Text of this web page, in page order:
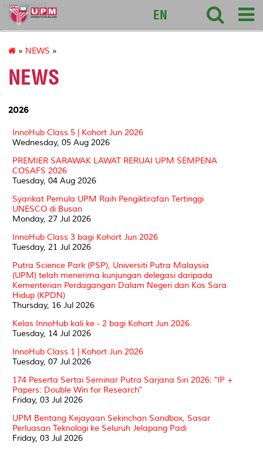
sciencepark
EN
» NEWS »
NEWS
2026
InnoHub Class 5 | Kohort Jun 2026
Wednesday, 05 Aug 2026
PREMIER SARAWAK LAWAT RERUAI UPM SEMPENA
COSAFS 2026
Tuesday, 04 Aug 2026
Syarikat Pemula UPM Raih Pengiktirafan Tertinggi
UNESCO di Busan
Monday, 27 Jul 2026
InnoHub Class 3 bagi Kohort Jun 2026
Tuesday, 21 Jul 2026
Putra Science Park (PSP), Universiti Putra Malaysia
(UPM) telah menerima kunjungan delegasi daripada
Kementerian Perdagangan Dalam Negeri dan Kos Sara
Hidup (KPDN)
Thursday, 16 Jul 2026
Kelas InnoHub kali ke - 2 bagi Kohort Jun 2026
Tuesday, 14 Jul 2026
InnoHub Class 1 | Kohort Jun 2026
Tuesday, 07 Jul 2026
174 Peserta Sertai Seminar Putra Sarjana Siri 2026: "IP +
Papers: Double Win for Research"
Friday, 03 Jul 2026
UPM Bentang Kejayaan Sekinchan Sandbox, Sasar
Perluasan Teknologi ke Seluruh Jelapang Padi
Friday, 03 Jul 2026